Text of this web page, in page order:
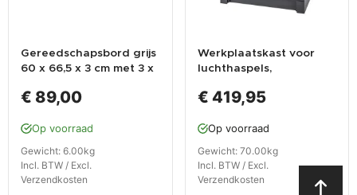
Gereedschapsbord grijs
60 x 66,5 x 3 cm met 3 x
poort voor Elite Line -
€ 89,00
Op voorraad
Gewicht: 6.00kg
Incl. BTW / Excl.
Verzendkosten
Werkplaatskast voor
luchthaspels,
€ 419,95
Op voorraad
Gewicht: 70.00kg
Incl. BTW / Excl.
Verzendkosten